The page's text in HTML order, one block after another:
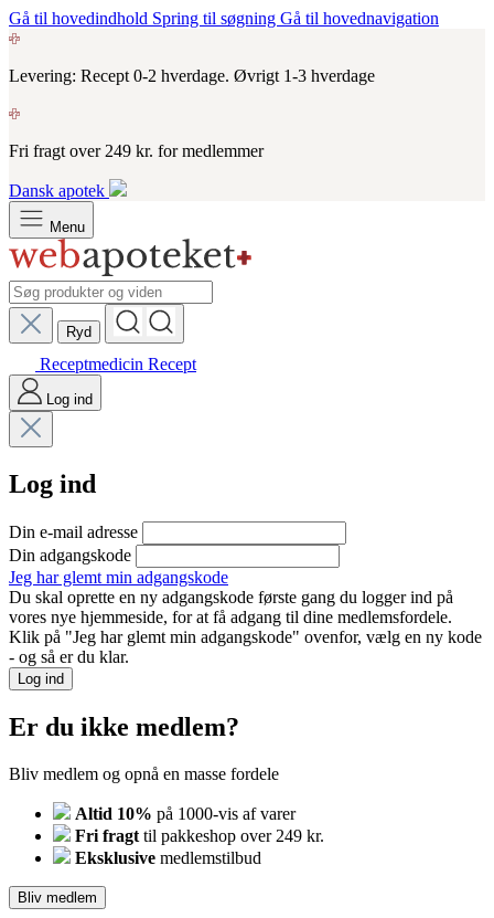
Gå til hovedindhold Spring til søgning Gå til hovednavigation
Levering: Recept 0-2 hverdage. Øvrigt 1-3 hverdage
Fri fragt over 249 kr. for medlemmer
Dansk apotek
Menu
Ryd
Receptmedicin Recept
Log ind
Log ind
Din e-mail adresse
Din adgangskode
Jeg har glemt min adgangskode
Du skal oprette en ny adgangskode første gang du logger ind på
vores nye hjemmeside, for at få adgang til dine medlemsfordele.
Klik på "Jeg har glemt min adgangskode" ovenfor, vælg en ny kode
- og så er du klar.
Log ind
Er du ikke medlem?
Bliv medlem og opnå en masse fordele
Altid 10% på 1000-vis af varer
Fri fragt til pakkeshop over 249 kr.
Eksklusive medlemstilbud
Bliv medlem